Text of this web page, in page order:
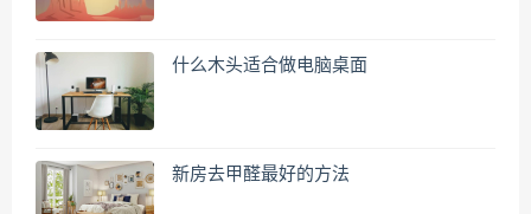
什么木头适合做电脑桌面
新房去甲醛最好的方法